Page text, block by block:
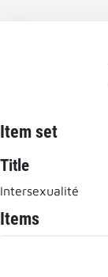
Item set
Title
Intersexualité
Items